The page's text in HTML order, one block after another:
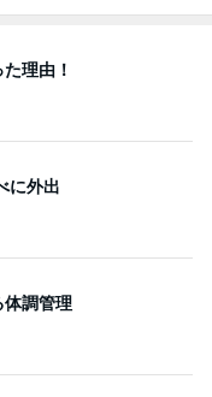
理由！
に外出
体調管理